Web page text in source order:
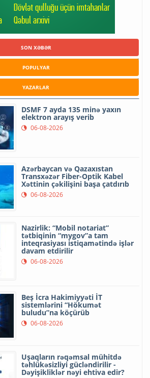
SON XƏBƏR
POPULYAR
YAZARLAR
DSMF 7 ayda 135 minə yaxın
elektron arayış verib
06-08-2026
Azərbaycan və Qazaxıstan
Transxəzər Fiber-Optik Kabel
Xəttinin çəkilişini başa çatdırıb
06-08-2026
Nazirlik: “Mobil notariat”
tətbiqinin “mygov”a tam
inteqrasiyası istiqamətində işlər
davam etdirilir
06-08-2026
Beş İcra Hakimiyyəti İT
sistemlərini “Hökumət
buludu”na köçürüb
06-08-2026
Uşaqların rəqəmsal mühitdə
təhlükəsizliyi gücləndirilir -
Dəyişikliklər nəyi ehtiva edir?